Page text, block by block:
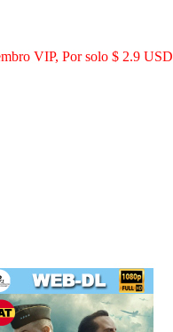
VIP, Por solo $ 2.9 USD